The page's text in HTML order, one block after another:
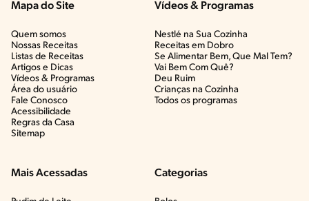
Mapa do Site
Quem somos
Nossas Receitas
Listas de Receitas​
Artigos e Dicas​
Vídeos & Programas​
Área do usuário
Fale Conosco
Acessibilidade
Regras da Casa
Sitemap
Vídeos & Programas​
Nestlé na Sua Cozinha
Receitas em Dobro
Se Alimentar Bem, Que Mal Tem?​
Vai Bem Com Quê?​
Deu Ruim​
Crianças na Cozinha​
Todos os programas
Mais Acessadas Categorias